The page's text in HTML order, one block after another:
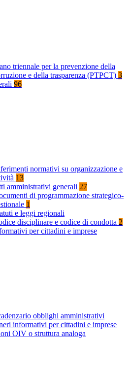
triennale per la prevenzione della
e della trasparenza (PTPCT) 3
96
normativi su organizzazione e
13
amministrativi generali 27
di programmazione strategico-
1
e leggi regionali
disciplinare e codice di condotta 2
per cittadini e imprese
obblighi amministrativi
informativi per cittadini e imprese
OIV o struttura analoga